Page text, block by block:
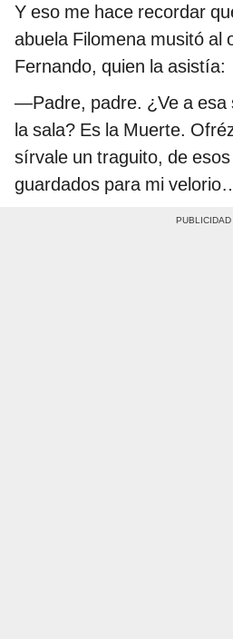
Y eso me hace recordar
abuela Filomena musitó al
Fernando, quien la asistía:
—Padre, padre. ¿Ve a esa
la sala? Es la Muerte.
sírvale un traguito, de
guardados para mi